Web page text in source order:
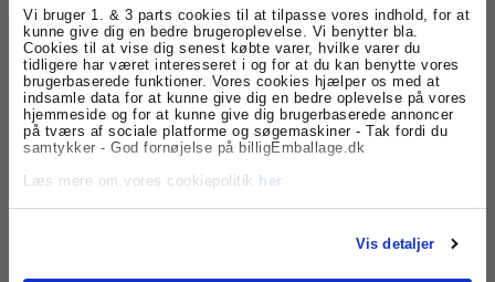
Vi bruger 1. & 3 parts cookies til at tilpasse vores indhold, for at
kunne give dig en bedre brugeroplevelse. Vi benytter bla.
Cookies til at vise dig senest købte varer, hvilke varer du
tidligere har været interesseret i og for at du kan benytte vores
brugerbaserede funktioner. Vores cookies hjælper os med at
indsamle data for at kunne give dig en bedre oplevelse på vores
hjemmeside og for at kunne give dig brugerbaserede annoncer
på tværs af sociale platforme og søgemaskiner - Tak fordi du
samtykker - God fornøjelse på billigEmballage.dk
Læs mere om vores cookiepolitik
her
Vis detaljer
Beskrivelse Specifikationer
Lamineringslommer i klar plast formatet A4 på 100
micron. Lommer med målet 216 x 303 mm, som giver en
lille ramme om dit A4 papir. Leveres i en sampak med
kan du beskytte vigtige dokumenter, familiefotos osv.
Tilmeld dig
nyhedsbrevet
Få skarpe tilbud, nyheder og eksklusive
kundefordele, direkte i din indbakke.